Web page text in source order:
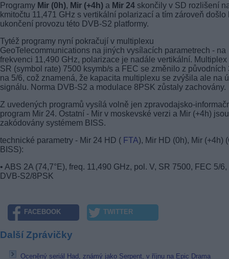
Programy Mir (0h), Mir (+4h) a Mir 24 skončily v SD rozlišení
kmitočtu 11,471 GHz s vertikální polarizací a tím zároveň došlo
ukončení provozu této DVB-S2 platformy.
Tytéž programy nyní pokračují v multiplexu
GeoTelecommunications na jiných vysílacích parametrech - na
frekvenci 11,490 GHz, polarizace je nadále vertikální. Multiplex
SR (symbol rate) 7500 ksymb/s a FEC se změnilo z původních
na 5/6, což znamená, že kapacita multiplexu se zvýšila ale na
signálu. Norma DVB-S2 a modulace 8PSK zůstaly zachovány.
Z uvedených programů vysílá volně jen zpravodajsko-
program Mir 24. Ostatní - Mir v moskevské verzi a Mir (+4h) jsou
zakódovány systémem BISS.
technické parametry - Mir 24 HD ( FTA), Mir HD (0h), Mir (+4h)
BISS):
• ABS 2A (74,7°E), freq. 11,490 GHz, pol. V, SR 7500, FEC 5/6,
DVB-S2/8PSK
FACEBOOK TWITTER
Další Zprávičky
Oceněný seriál Had, známý jako Serpent, v říjnu na Epic Drama